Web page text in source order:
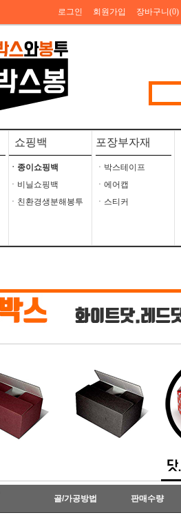
로그인 회원가입 장바구니(0)
쇼핑백
ㆍ종이쇼핑백
ㆍ비닐쇼핑백
ㆍ친환경생분해봉투
포장부자재
ㆍ박스테이프
ㆍ에어캡
ㆍ스티커
골/가공방법 판매수량